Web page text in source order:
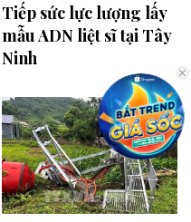
Tiếp sức lực lượng lấy
mẫu ADN liệt sĩ tại Tây
Ninh